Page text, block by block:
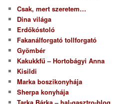
Csak, mert szeretem…
Dina világa
Erdőkóstoló
Fakanálforgató tollforgató
Gyömbér
Kakukkfű – Hortobágyi Anna
Kisildi
Marka boszikonyhája
Sherpa konyhája